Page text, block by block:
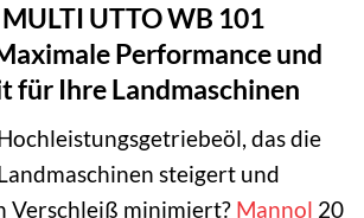
UTTO WB 101
Performance und
für Ihre Landmaschinen
das die
steigert und
Verschleiß minimiert? Mannol 20